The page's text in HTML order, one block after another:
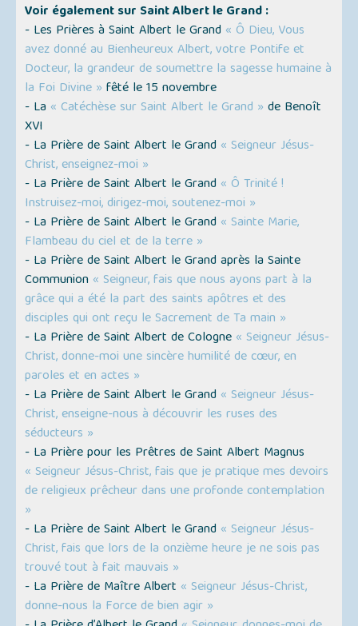
Voir également sur Saint Albert le Grand :
- Les Prières à Saint Albert le Grand « Ô Dieu, Vous
avez donné au Bienheureux Albert, votre Pontife et
Docteur, la grandeur de soumettre la sagesse humaine à
la Foi Divine » fêté le 15 novembre
- La « Catéchèse sur Saint Albert le Grand » de Benoît
XVI
- La Prière de Saint Albert le Grand « Seigneur Jésus-
Christ, enseignez-moi »
- La Prière de Saint Albert le Grand « Ô Trinité !
Instruisez-moi, dirigez-moi, soutenez-moi »
- La Prière de Saint Albert le Grand « Sainte Marie,
Flambeau du ciel et de la terre »
- La Prière de Saint Albert le Grand après la Sainte
Communion « Seigneur, fais que nous ayons part à la
grâce qui a été la part des saints apôtres et des
disciples qui ont reçu le Sacrement de Ta main »
- La Prière de Saint Albert de Cologne « Seigneur Jésus-
Christ, donne-moi une sincère humilité de cœur, en
paroles et en actes »
- La Prière de Saint Albert le Grand « Seigneur Jésus-
Christ, enseigne-nous à découvrir les ruses des
séducteurs »
- La Prière pour les Prêtres de Saint Albert Magnus
« Seigneur Jésus-Christ, fais que je pratique mes devoirs
de religieux prêcheur dans une profonde contemplation
»
- La Prière de Saint Albert le Grand « Seigneur Jésus-
Christ, fais que lors de la onzième heure je ne sois pas
trouvé tout à fait mauvais »
- La Prière de Maître Albert « Seigneur Jésus-Christ,
donne-nous la Force de bien agir »